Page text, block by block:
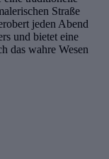
Straße
jeden Abend
und bietet eine
das wahre Wesen